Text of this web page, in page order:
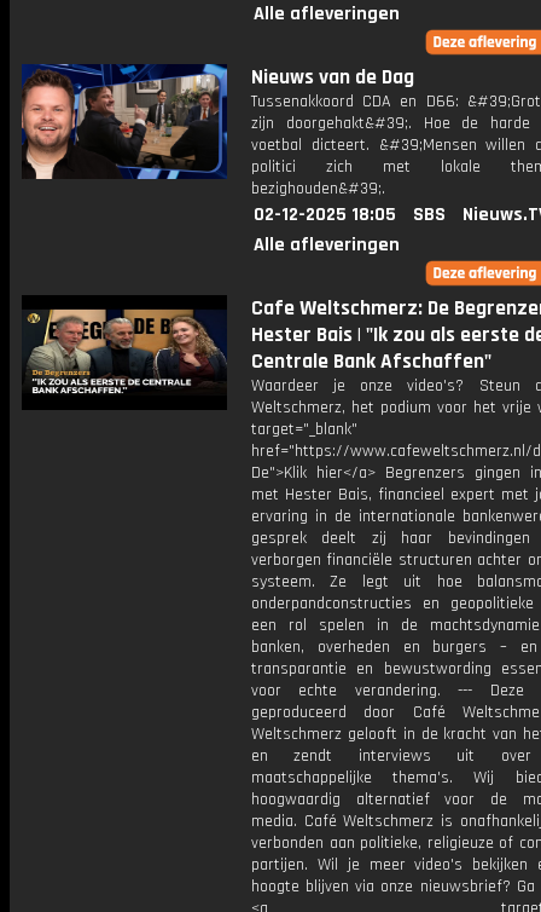
Alle afleveringen
Nieuws van de Dag
Tussenakkoord CDA en D66:
zijn doorgehakt&#39;. Hoe de
voetbal dicteert. &#39;Mensen willen
politici zich met lokale
bezighouden&#39;.
02-12-2025 18:05 SBS
Alle afleveringen
Cafe Weltschmerz: De
Hester Bais | "Ik zou als eerste
Centrale Bank Afschaffen"
Waardeer je onze video's? Steun
Weltschmerz, het podium voor het vrije
target="_blank"
href="https://www.cafeweltschmerz.nl/
De">Klik hier</a> Begrenzers gingen
met Hester Bais, financieel expert met
ervaring in de internationale
gesprek deelt zij haar
verborgen financiële structuren achter
systeem. Ze legt uit hoe
onderpandconstructies en geopolitieke
een rol spelen in de
banken, overheden en burgers –
transparantie en bewustwording
voor echte verandering. --- Deze
geproduceerd door Café
Weltschmerz gelooft in de kracht van
en zendt interviews uit over
maatschappelijke thema's. Wij
hoogwaardig alternatief voor de
media. Café Weltschmerz is
verbonden aan politieke, religieuze of
partijen. Wil je meer video's bekijken
hoogte blijven via onze nieuwsbrief? Ga